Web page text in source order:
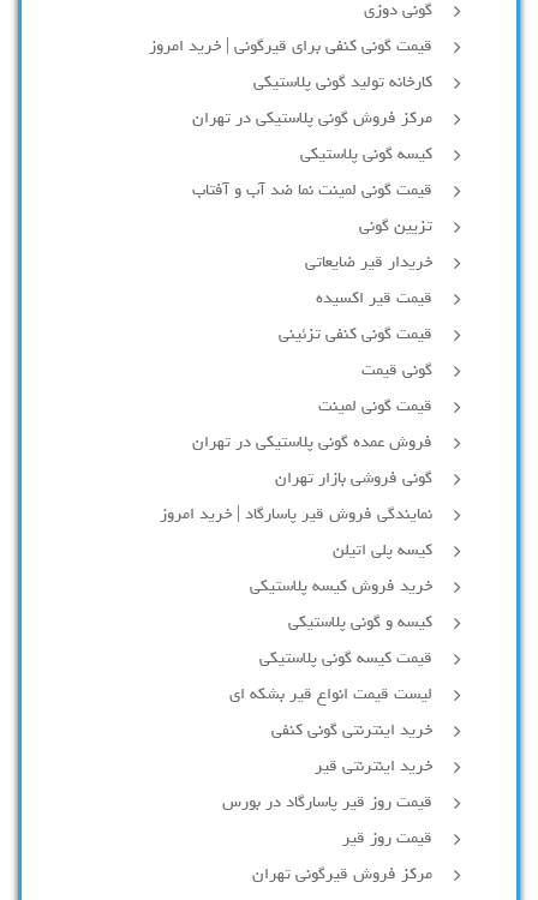
گونی دوزی
قیمت گونی کنفی برای قیرگونی | خرید امروز
کارخانه تولید گونی پلاستیکی
مرکز فروش گونی پلاستیکی در تهران
کیسه گونی پلاستیکی
قیمت گونی لمینت نما ضد آب و آفتاب
تزیین گونی
خریدار قیر ضایعاتی
قیمت قیر اکسیده
قیمت گونی کنفی تزئینی
گونی قیمت
قیمت گونی لمینت
فروش عمده گونی پلاستیکی در تهران
گونی فروشی بازار تهران
نمایندگی فروش قیر پاسارگاد | خرید امروز
کیسه پلی اتیلن
خرید فروش کیسه پلاستیکی
کیسه و گونی پلاستیکی
قیمت کیسه گونی پلاستیکی
لیست قیمت انواع قیر بشکه ای
خرید اینترنتی گونی کنفی
خرید اینترنتی قیر
قیمت روز قیر پاسارگاد در بورس
قیمت روز قیر
مرکز فروش قیرگونی تهران